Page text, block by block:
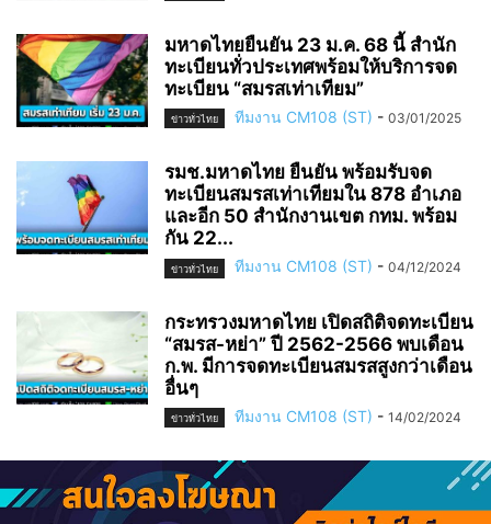
มหาดไทยยืนยัน 23 ม.ค. 68 นี้ สำนัก
ทะเบียนทั่วประเทศพร้อมให้บริการจด
ทะเบียน “สมรสเท่าเทียม”
ข่าวทั่วไทย ทีมงาน CM108 (ST) - 03/01/2025
รมช.มหาดไทย ยืนยัน พร้อมรับจด
ทะเบียนสมรสเท่าเทียมใน 878 อำเภอ
และอีก 50 สำนักงานเขต กทม. พร้อม
กัน 22...
ข่าวทั่วไทย ทีมงาน CM108 (ST) - 04/12/2024
กระทรวงมหาดไทย เปิดสถิติจดทะเบียน
“สมรส-หย่า” ปี 2562-2566 พบเดือน
ก.พ. มีการจดทะเบียนสมรสสูงกว่าเดือน
อื่นๆ
ข่าวทั่วไทย ทีมงาน CM108 (ST) - 14/02/2024